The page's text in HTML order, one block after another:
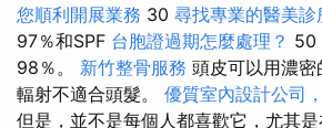
您順利開展業務 30 尋找專業的醫美
97％和SPF 台胞證過期怎麼處理？ 50
98％。 新竹整骨服務 頭皮可以用濃
輻射不適合頭髮。 優質室內設計公司
但是，並不是每個人都喜歡它，尤其是